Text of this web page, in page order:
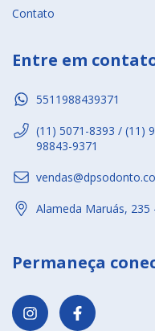
Contato
Entre em
5511988439371
(11) 5071-8393 / (11)
98843-9371
Alameda Maruás, 235
Permaneça